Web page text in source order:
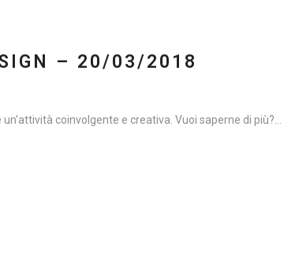
– 20/03/2018
coinvolgente e creativa. Vuoi saperne di più?...